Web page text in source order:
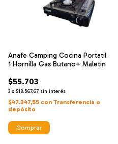
Anafe Camping Cocina Portatil
1 Hornilla Gas Butano+ Maletin
$55.703
3 x $18.567,67 sin interés
$47.347,55 con Transferencia o
depósito
Comprar